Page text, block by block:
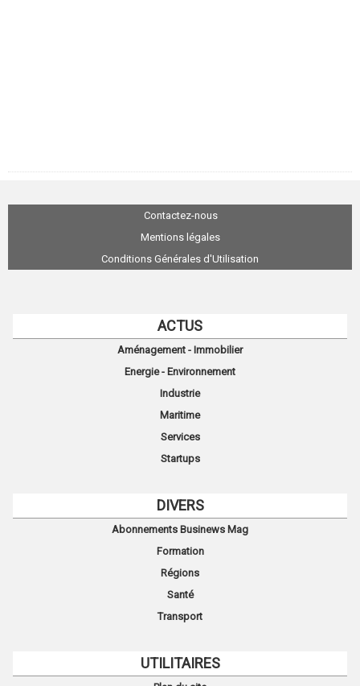
Contactez-nous
Mentions légales
Conditions Générales d'Utilisation
ACTUS
Aménagement - Immobilier
Energie - Environnement
Industrie
Maritime
Services
Startups
DIVERS
Abonnements Businews Mag
Formation
Régions
Santé
Transport
UTILITAIRES